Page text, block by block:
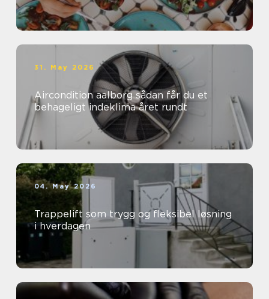
31. May 2026
Aircondition aalborg sådan får du et
behageligt indeklima året rundt
04. May 2026
Trappelift som trygg og fleksibel løsning
i hverdagen